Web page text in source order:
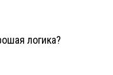
логика?